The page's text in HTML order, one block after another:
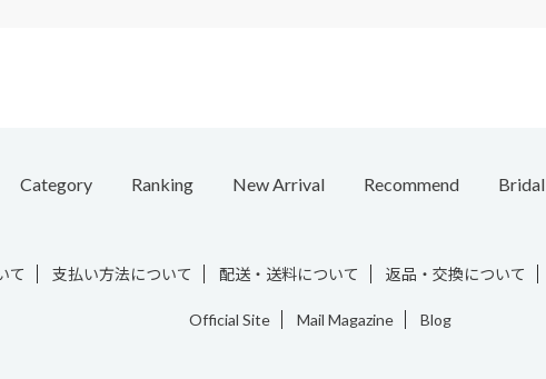
Category Ranking New Arrival Recommend Bridal
て 支払い方法について 配送・送料について 返品・交換について
Official Site Mail Magazine Blog